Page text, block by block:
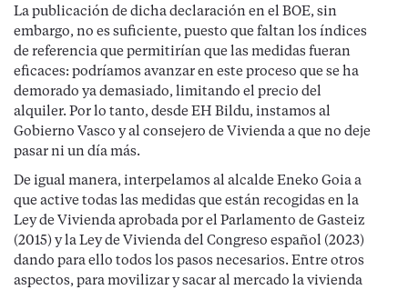
La publicación de dicha declaración en el BOE, sin
embargo, no es suficiente, puesto que faltan los índices
de referencia que permitirían que las medidas fueran
eficaces: podríamos avanzar en este proceso que se ha
demorado ya demasiado, limitando el precio del
alquiler. Por lo tanto, desde EH Bildu, instamos al
Gobierno Vasco y al consejero de Vivienda a que no deje
pasar ni un día más.
De igual manera, interpelamos al alcalde Eneko Goia a
que active todas las medidas que están recogidas en la
Ley de Vivienda aprobada por el Parlamento de Gasteiz
(2015) y la Ley de Vivienda del Congreso español (2023)
dando para ello todos los pasos necesarios. Entre otros
aspectos, para movilizar y sacar al mercado la vivienda